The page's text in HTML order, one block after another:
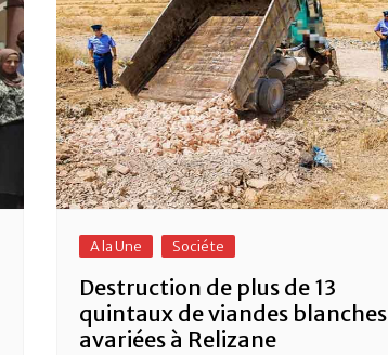
A la Une Sociéte
Destruction de plus de 13
quintaux de viandes blanches
avariées à Relizane